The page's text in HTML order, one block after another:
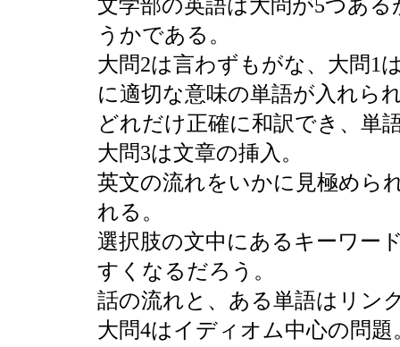
文学部の英語は大問が5つあ
うかである。
大問2は言わずもがな、大問1
に適切な意味の単語が入れら
どれだけ正確に和訳でき、単
大問3は文章の挿入。
英文の流れをいかに見極めら
れる。
選択肢の文中にあるキーワー
すくなるだろう。
話の流れと、ある単語はリン
大問4はイディオム中心の問題